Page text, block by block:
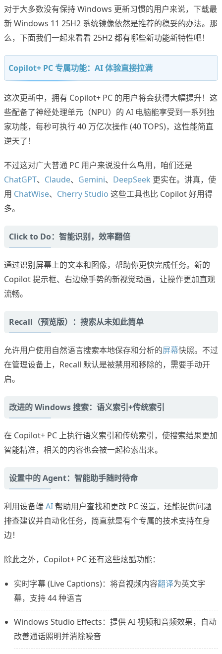
对于大多数没有保持 Windows 更新习惯的用户来说，下载最
新 Windows 11 25H2 系统镜像依然是推荐的稳妥的办法。那
么，下面我们一起来看看 25H2 都有哪些新功能新特性吧！
Copilot+ PC 专属功能：AI 体验直接拉满
这次更新中，拥有 Copilot+ PC 的用户将会获得大幅提升！这
些配备了神经处理单元（NPU）的 AI 电脑能享受到一系列独
家功能，每秒可执行 40 万亿次操作 (40 TOPS)，这性能简直
逆天了！
不过这对广大普通 PC 用户来说没什么鸟用，咱们还是
ChatGPT、 Claude、 Gemini、 DeepSeek 更实在。讲真，使
用 ChatWise、 Cherry Studio 这些工具也比 Copilot 好用得
多。
Click to Do：智能识别，效率翻倍
通过识别屏幕上的文本和图像，帮助你更快完成任务。新的
Copilot 提示框、右边缘手势的新视觉动画，让操作更加直观
流畅。
Recall（预览版）：搜索从未如此简单
允许用户使用自然语言搜索本地保存和分析的屏幕快照。不过
在管理设备上，Recall 默认是被禁用和移除的，需要手动开
启。
改进的 Windows 搜索：语义索引+传统索引
在 Copilot+ PC 上执行语义索引和传统索引，使搜索结果更加
智能精准，相关的内容也会被一起检索出来。
设置中的 Agent：智能助手随时待命
利用设备端AI帮助用户查找和更改 PC 设置，还能提供问题
排查建议并自动化任务，简直就是有个专属的技术支持在身
边！
除此之外，Copilot+ PC 还有这些炫酷功能：
实时字幕 (Live Captions)：将音视频内容翻译为英文字
幕，支持 44 种语言
Windows Studio Effects：提供 AI 视频和音频效果，自动
改善通话照明并消除噪音